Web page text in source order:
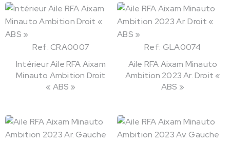
Ref: CRA0007
Intérieur Aile RFA Aixam
Minauto Ambition Droit
« ABS »
Ref: GLA0074
Aile RFA Aixam Minauto
Ambition 2023 Ar. Droit «
ABS »